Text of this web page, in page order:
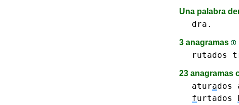
Una palabra
dra.
3 anagramas
rutados
23 anagramas
aturados
furtados